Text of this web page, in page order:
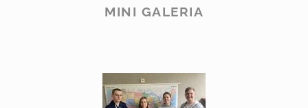
MINI GALERIA